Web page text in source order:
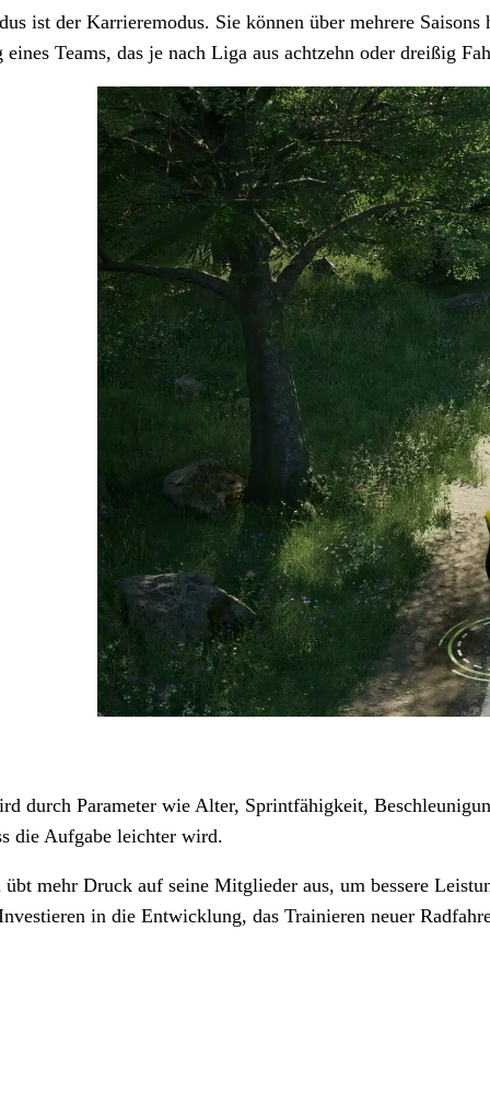
ist der Karrieremodus. Sie können über mehrere
eines Teams, das je nach Liga aus achtzehn oder dreißig
durch Parameter wie Alter, Sprintfähigkeit,
die Aufgabe leichter wird.
übt mehr Druck auf seine Mitglieder aus, um bessere
in die Entwicklung, das Trainieren neuer